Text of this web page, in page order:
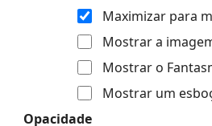
Maximizar para
Mostrar a
Mostrar o
Mostrar um
Opacidade